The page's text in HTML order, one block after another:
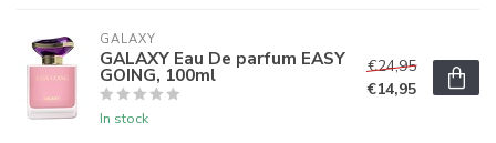
GALAXY
GALAXY Eau De parfum EASY
GOING, 100ml
In stock
€24,95
€14,95